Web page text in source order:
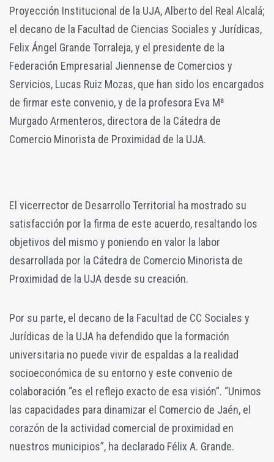
Proyección Institucional de la UJA, Alberto del Real Alcalá;
el decano de la Facultad de Ciencias Sociales y Jurídicas,
Felix Ángel Grande Torraleja, y el presidente de la
Federación Empresarial Jiennense de Comercios y
Servicios, Lucas Ruiz Mozas, que han sido los encargados
de firmar este convenio, y de la profesora Eva Mª
Murgado Armenteros, directora de la Cátedra de
Comercio Minorista de Proximidad de la UJA.
El vicerrector de Desarrollo Territorial ha mostrado su
satisfacción por la firma de este acuerdo, resaltando los
objetivos del mismo y poniendo en valor la labor
desarrollada por la Cátedra de Comercio Minorista de
Proximidad de la UJA desde su creación.
Por su parte, el decano de la Facultad de CC Sociales y
Jurídicas de la UJA ha defendido que la formación
universitaria no puede vivir de espaldas a la realidad
socioeconómica de su entorno y este convenio de
colaboración “es el reflejo exacto de esa visión”. “Unimos
las capacidades para dinamizar el Comercio de Jaén, el
corazón de la actividad comercial de proximidad en
nuestros municipios”, ha declarado Félix A. Grande.